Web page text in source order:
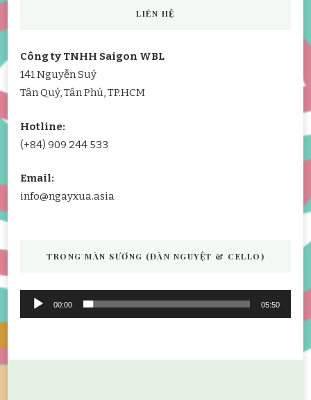
LIÊN HỆ
Công ty TNHH Saigon WBL
141 Nguyễn Suý
Tân Quý, Tân Phú, TP.HCM
Hotline:
(+84) 909 244 533
Email:
info@ngayxua.asia
TRONG MÀN SƯƠNG (ĐÀN NGUYỆT & CELLO)
Audio
Player
00:00 05:50